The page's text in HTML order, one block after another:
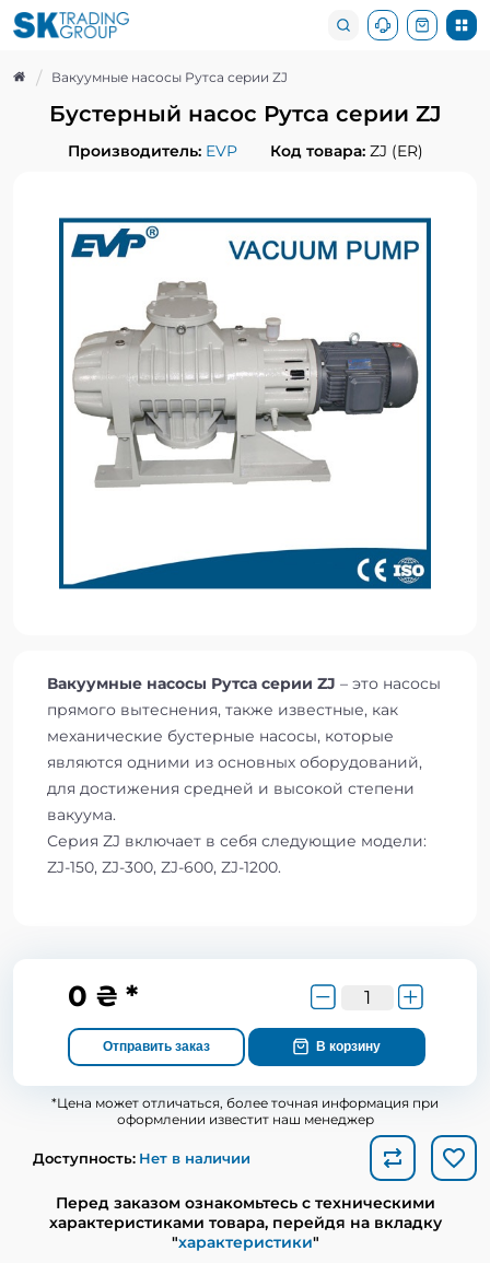
Вакуумные насосы Рутса серии ZJ
Бустерный насос Рутса серии ZJ
Производитель: EVP Код товара:ZJ (ER)
Вакуумные насосы Рутса серии ZJ – это насосы
прямого вытеснения, также известные, как
механические бустерные насосы, которые
являются одними из основных оборудований,
для достижения средней и высокой степени
вакуума.
Серия ZJ включает в себя следующие модели:
ZJ-150, ZJ-300, ZJ-600, ZJ-1200.
0 ₴ *
Отправить заказ В корзину
*Цена может отличаться, более точная информация при
оформлении известит наш менеджер
Доступность: Нет в наличии
Перед заказом ознакомьтесь с техническими
характеристиками товара, перейдя на вкладку
"характеристики"